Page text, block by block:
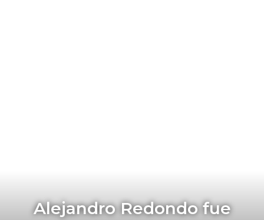
Alejandro Redondo fue